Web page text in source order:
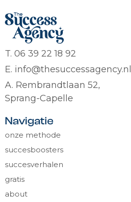
T. 06 39 22 18 92
E. info@thesuccessagency.nl
A. Rembrandtlaan 52,
Sprang-Capelle
Navigatie
onze methode
succesboosters
succesverhalen
gratis
about